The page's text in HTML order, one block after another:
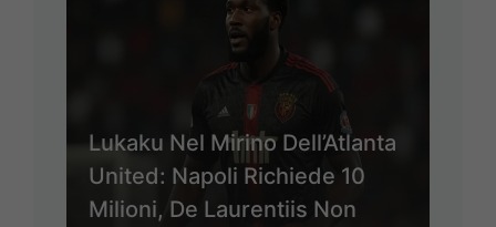
Lukaku Nel Mirino Dell’Atlanta
United: Napoli Richiede 10
Milioni, De Laurentiis Non